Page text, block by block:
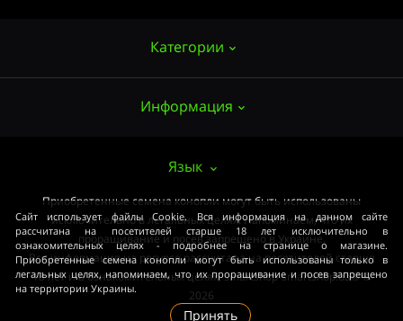
Категории
Мощные сорта
Медицинские сорта
Начинающим
ОПТ
Информация
Публичный договор (ОФЕРТА)
Оплата и доставка
Условия соглашения
Закон
Язык
Приобретенные семена конопли могут быть использованы
исключительно в легальных целях. Напоминаем, что их
проращивание и посев запрещено в Украине.
Вся информация на ресурсе рассчитана на посетителей старше
18 лет и в ознакомительных целях. smartshop-smartshop.ua® ©
2026
Сайт использует файлы Cookie. Вся информация на данном сайте
рассчитана на посетителей старше 18 лет исключительно в
ознакомительных целях - подробнее на странице о магазине.
Приобретенные семена конопли могут быть использованы только в
легальных целях, напоминаем, что их проращивание и посев запрещено
на территории Украины.
Принять